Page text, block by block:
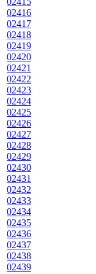
02416
02417
02418
02419
02420
02421
02422
02423
02424
02425
02426
02427
02428
02429
02430
02431
02432
02433
02434
02435
02436
02437
02438
02439